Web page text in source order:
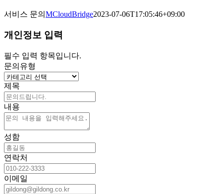
서비스 문의 MCloudBridge2023-07-06T17:05:46+09:00
개인정보 입력
필수 입력 항목입니다.
문의유형
제목
내용
성함
연락처
이메일